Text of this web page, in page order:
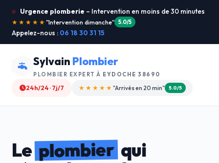
Urgence plomberie – Intervention en moins de 30 minutes
★★★★★"Je recommande !" 4.9/5
Appelez-nous : 06 18 30 31 15
Sylvain Plombier
PLOMBIER EXPERT À EYDOCHE 38690
24h/24 · 7j/7 ★★★★☆ "Devis gratuit" 4.8/5
Leplombierqui